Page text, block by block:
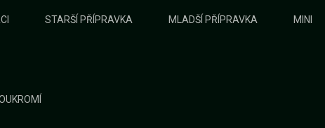
STARŠÍ PŘÍPRAVKA MLADŠÍ PŘÍPRAVKA MINI